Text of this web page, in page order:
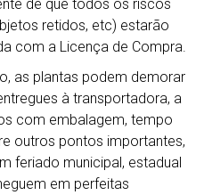
de que todos os riscos
retidos, etc) estarão
com a Licença de Compra.
as plantas podem demorar
à transportadora, a
com embalagem, tempo
outros pontos importantes,
feriado municipal, estadual
em perfeitas